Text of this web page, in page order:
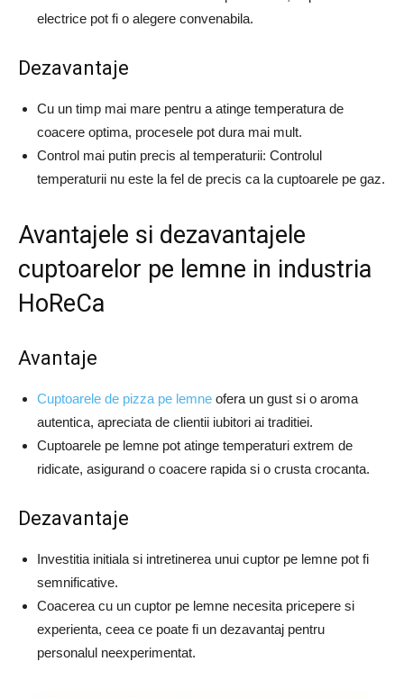
electrice pot fi o alegere convenabila.
Dezavantaje
Cu un timp mai mare pentru a atinge temperatura de
coacere optima, procesele pot dura mai mult.
Control mai putin precis al temperaturii: Controlul
temperaturii nu este la fel de precis ca la cuptoarele pe gaz.
Avantajele si dezavantajele
cuptoarelor pe lemne in industria
HoReCa
Avantaje
Cuptoarele de pizza pe lemne ofera un gust si o aroma
autentica, apreciata de clientii iubitori ai traditiei.
Cuptoarele pe lemne pot atinge temperaturi extrem de
ridicate, asigurand o coacere rapida si o crusta crocanta.
Dezavantaje
Investitia initiala si intretinerea unui cuptor pe lemne pot fi
semnificative.
Coacerea cu un cuptor pe lemne necesita pricepere si
experienta, ceea ce poate fi un dezavantaj pentru
personalul neexperimentat.